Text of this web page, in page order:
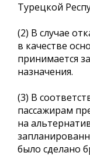
Турецкой
(2) В случае
в качестве
принимается
назначения.
(3) В
пассажирам
на
было сделано